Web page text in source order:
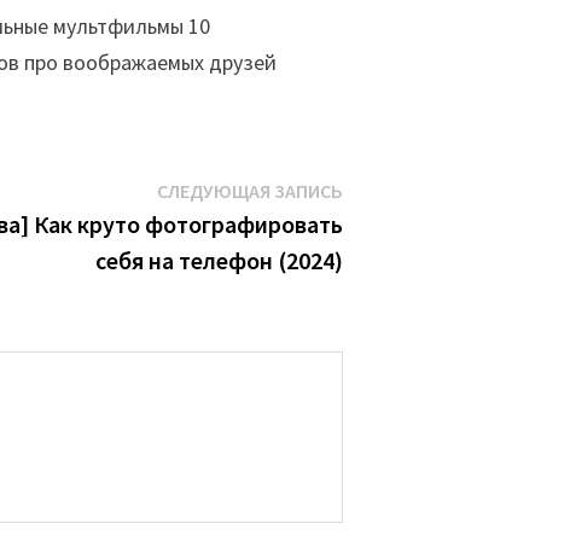
мультфильмы 10
про воображаемых друзей
СЛЕДУЮЩАЯ ЗАПИСЬСледующая
запись:
Как круто фотографировать
себя на телефон (2024)